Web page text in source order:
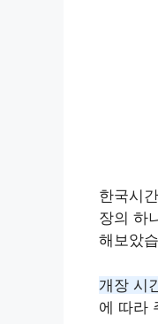
한국시
장의 하
해보았
개장 시
에 따라